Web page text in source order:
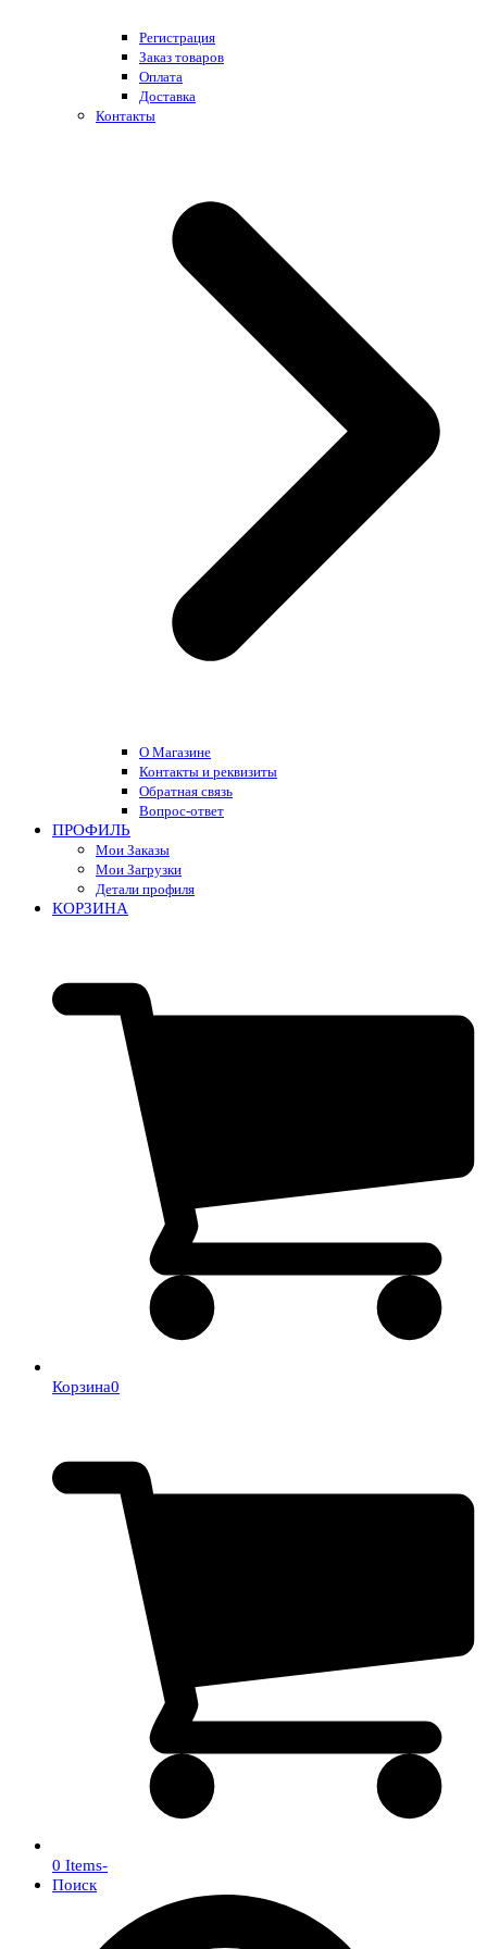
Регистрация
Заказ товаров
Оплата
Доставка
Контакты
О Магазине
Контакты и реквизиты
Обратная связь
Вопрос-ответ
ПРОФИЛЬ
Мои Заказы
Мои Загрузки
Детали профиля
КОРЗИНА
Корзина0
0 Items-
Поиск